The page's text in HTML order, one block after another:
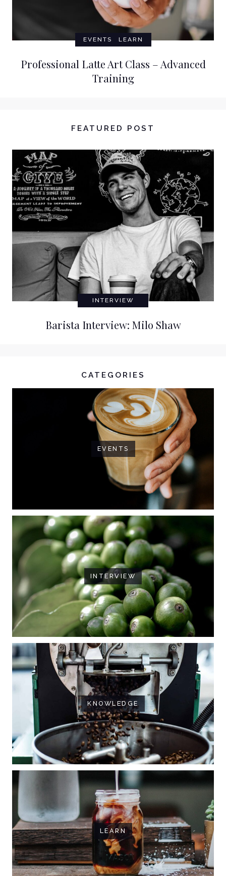
EVENTS LEARN
Professional Latte Art Class – Advanced
Training
FEATURED POST
INTERVIEW
Barista Interview: Milo Shaw
CATEGORIES
EVENTS
INTERVIEW
KNOWLEDGE
LEARN